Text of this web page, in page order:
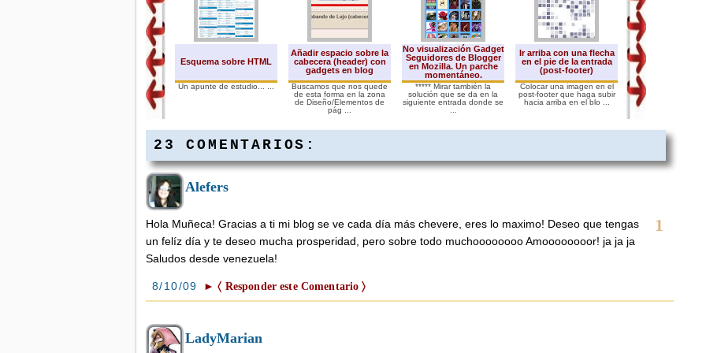
Esquema sobre HTML
Un apunte de estudio... ...
Añadir espacio sobre la
cabecera (header) con
gadgets en blog
Buscamos que nos quede
de esta forma en la zona
de Diseño/Elementos de
pág ...
No visualización Gadget
Seguidores de Blogger
en Mozilla. Un parche
momentáneo.
***** Mirar también la
solución que se da en la
siguiente entrada donde se
Ir arriba con una flecha
en el pie de la entrada
(post-footer)
Colocar una imagen en el
post-footer que haga subir
hacia arriba en el blo ...
Buscador de
tu blog.
"Cuadro de
Añadir colores,
tamaño y
texto son unas de
Alta en Bing de forma
Ya vimos como crear un
Sitemap para aparecer en
el buscador de Google, dar
23 COMENTARIOS:
Alefers
1
Hola Muñeca! Gracias a ti mi blog se ve cada día más chevere, eres lo maximo! Deseo que tengas
un felíz día y te deseo mucha prosperidad, pero sobre todo muchoooooooo Amoooooooor! ja ja ja
Saludos desde venezuela!
8/10/09 ► 〈 Responder este Comentario 〉
LadyMarian